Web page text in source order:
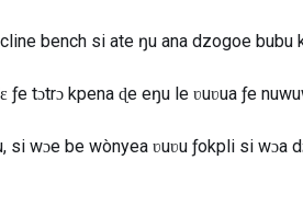
bench si ate ŋu ana dzogoe
tɔtrɔ kpena ɖe eŋu le ʋuʋua ƒe
si wɔe be wònyea ʋuʋu ƒokpli si wɔa